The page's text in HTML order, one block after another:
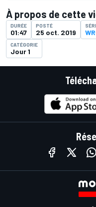
À propos de cette
DURÉE
01:47
POSTÉ
25 oct. 2019
CATÉGORIE
Jour 1